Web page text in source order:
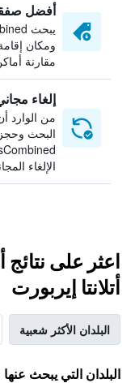
أفضل
ومكان
مقارنة
إلغاء
من الوارد
البحث
الإلغاء
اعثر على
أتلانتا إيربورت
البلدان الأكثر شعبية
البلدان التي يبحث